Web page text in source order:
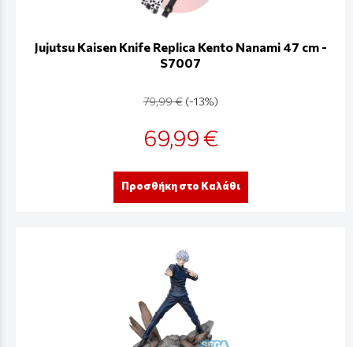
Jujutsu Kaisen Knife Replica Kento Nanami 47 cm -
S7007
79,99 € (-13%)
69,99 €
Προσθήκη στο Καλάθι